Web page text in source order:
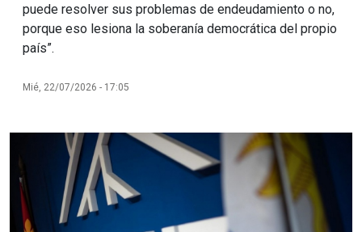
puede resolver sus problemas de endeudamiento o no,
porque eso lesiona la soberanía democrática del propio
país”.
Mié, 22/07/2026 - 17:05